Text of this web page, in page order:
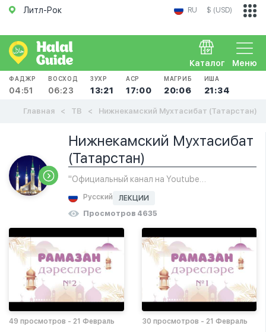
Литл-Рок RU $ (USD)
Меню
Каталог
ФАДЖР
04:51
ВОСХОД
06:23
ЗУХР
13:21
АСР
17:00
МАГРИБ
20:06
ИША
21:34
Главная ТВ Нижнекамский Мухтасибат (Татарстан)
Нижнекамский Мухтасибат
(Татарстан)
"Официальный канал на Youtube
Русский
ЛЕКЦИИ
Просмотров 4635
49 просмотров - 21 Февраль 30 просмотров - 21 Февраль